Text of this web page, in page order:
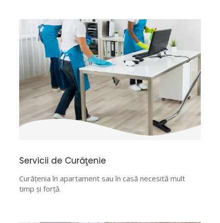
Servicii de Curăţenie
Curăţenia în apartament sau în casă necesită mult
timp şi forţă.